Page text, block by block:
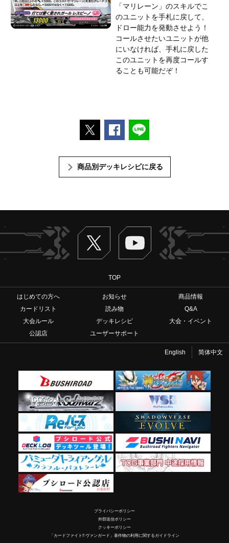
「マリレーン」のスキルでこ
のユニットを手札に戻して、
ドロー能力を発動させよう！
コールさせたいユニットが他
にいなければ、手札に戻した
このユニットを再度コールす
ることも可能だぞ！
ポストするFacebookでシェアする
商品別デッキレシピに戻る
Twitter ヴァンガードch
TOP
はじめての方へ お知らせ
商品情報
カードリスト
読み物
Q&A
大会ルール
デッキレシピ
大会・イベント
公認店
ユーザーサポート
English 简体中文
プライバシーポリシー
外部送信ポリシー
クッキーポリシー
「カードファイト!! ヴァンガード」著作物の利用に関するガイドライン